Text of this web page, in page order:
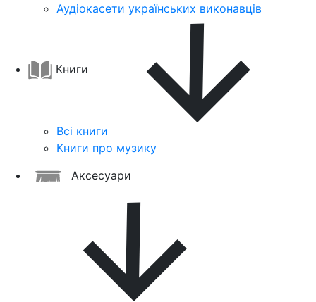
Аудіокасети українських виконавців
Книги
Всі книги
Книги про музику
Аксесуари